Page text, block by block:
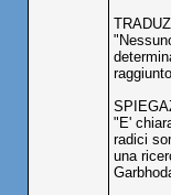
"E'
radici
una